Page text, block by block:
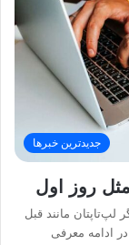
جدیدترین خبرها
روز اول
مانند قبل
ادامه معرفی